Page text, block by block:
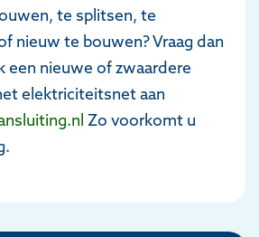
te splitsen, te
nieuw te bouwen? Vraag dan
een nieuwe of zwaardere
elektriciteitsnet aan
Zo voorkomt u